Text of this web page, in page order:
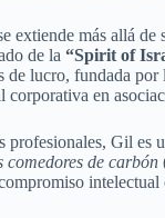
extiende más allá
de la“Spirit of
de lucro, fundada
corporativa en
profesionales, Gil es
comedores de carbón